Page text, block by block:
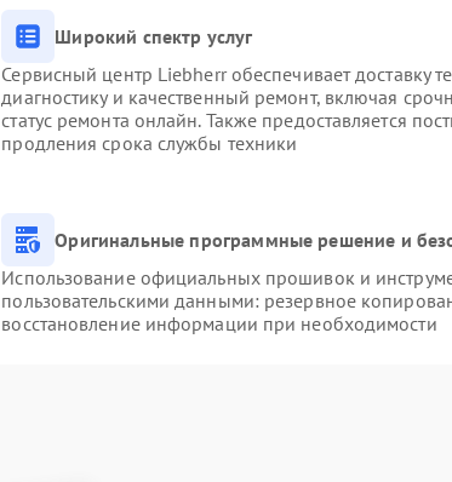
Широкий спектр услуг
Сервисный центр Liebherr обеспечивает доставку
диагностику и качественный ремонт, включая
статус ремонта онлайн. Также предоставляется
продления срока службы техники
Оригинальные программные решение и
Использование официальных прошивок и
пользовательскими данными: резервное
восстановление информации при необходимости